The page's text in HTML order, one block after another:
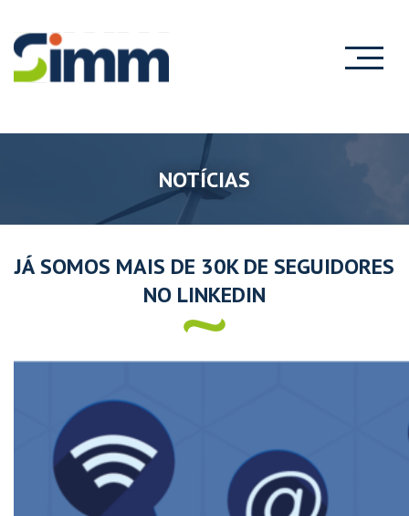
NOTÍCIAS
JÁ SOMOS MAIS DE 30K DE SEGUIDORES
NO LINKEDIN